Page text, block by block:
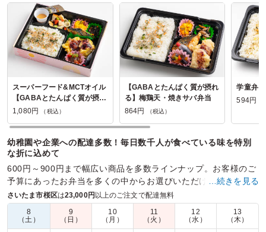
スーパーフード&MCTオイル
【GABAとたんぱく質が摂れ
る】梅鶏天・焼きサバ弁当
1,080円 （税込）
【GABAとたんぱく質が摂れ
る】梅鶏天・焼きサバ弁当
864円
（税込）
学童弁当
594円
幼稚園や企業への配達多数！毎日数千人が食べている味を特別
な折に込めて
600円～900円まで幅広い商品を多数ラインナップ。お客様のご
予算にあったお弁当を多くの中からお選びいただける「選ぶ楽
しさ」をまずはご提供いたします。
商品数： 締切日時： 2日前12:00 価格帯：
486円～1,188円
配達時間：
10:00～18:00
…続きを見る
さいたま市桜区は23,000円以上のご注文で配達無料
8
（土）
9
（日）
10
（月）
11
（火）
12
（水）
13
（木）